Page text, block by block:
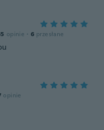
opinie · 6 przesłane
opinie